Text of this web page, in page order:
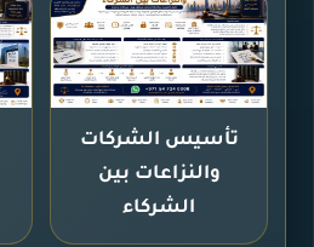
تأسيس الشركات
والنزاعات بين
الشركاء